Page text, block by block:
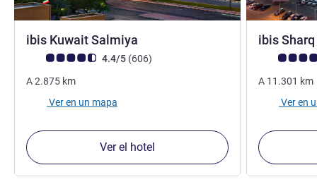
ibis Kuwait Salmiya
Nota de clientes de Avis (Clasificación de ALL)
4.4/5 (606opiniones
)
A2.875 km
Ver en un mapa
Ver el hotel
ibis Sharq
Nota de
A 11.301 km
Ver en